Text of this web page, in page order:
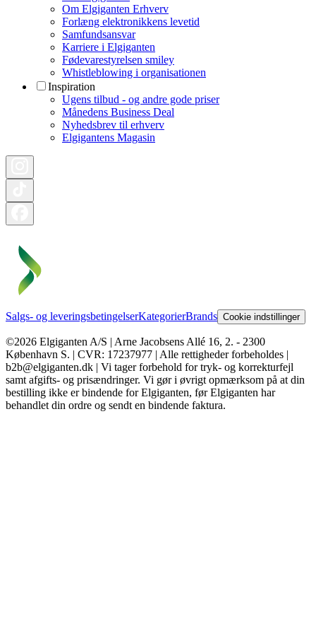
Om Elgiganten Erhverv
Forlæng elektronikkens levetid
Samfundsansvar
Karriere i Elgiganten
Fødevarestyrelsen smiley
Whistleblowing i organisationen
Inspiration
Ugens tilbud - og andre gode priser
Månedens Business Deal
Nyhedsbrev til erhverv
Elgigantens Magasin
Salgs- og leveringsbetingelserKategorierBrands Cookie indstillinger
©2026 Elgiganten A/S | Arne Jacobsens Allé 16, 2. - 2300
København S. | CVR: 17237977 | Alle rettigheder forbeholdes |
b2b@elgiganten.dk | Vi tager forbehold for tryk- og korrekturfejl
samt afgifts- og prisændringer. Vi gør i øvrigt opmærksom på at din
bestilling ikke er bindende for Elgiganten, før Elgiganten har
behandlet din ordre og sendt en bindende faktura.